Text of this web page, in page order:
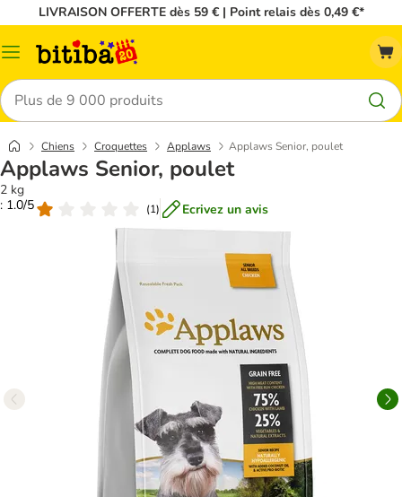
LIVRAISON OFFERTE dès 59 € | Point relais dès 0,49 €*
Menu
Rechercher
Chiens Croquettes Applaws Applaws Senior, poulet
Applaws Senior, poulet
2 kg
: 1.0/5
(1) Ecrivez un avis